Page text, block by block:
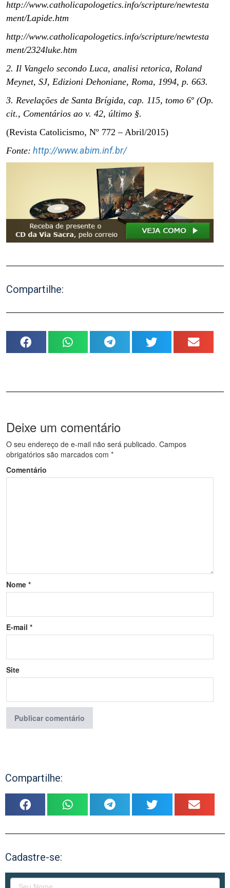
http://www.catholicapologetics.info/scripture/newtesta
ment/Lapide.htm
http://www.catholicapologetics.info/scripture/newtesta
ment/2324luke.htm
2. Il Vangelo secondo Luca, analisi retorica, Roland
Meynet, SJ, Edizioni Dehoniane, Roma, 1994, p. 663.
3. Revelações de Santa Brígida, cap. 115, tomo 6º (Op.
cit., Comentários ao v. 42, último §.
(Revista Catolicismo, Nº 772 – Abril/2015)
Fonte: http://www.abim.inf.br/
Compartilhe:
Deixe um comentário
O seu endereço de e-mail não será publicado. Campos
obrigatórios são marcados com *
Comentário
Nome *
E-mail *
Site
Compartilhe:
Cadastre-se: